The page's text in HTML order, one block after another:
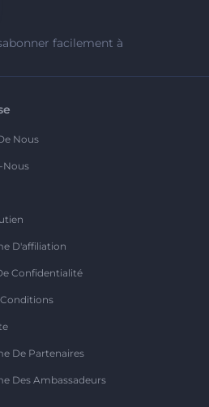
facilement à
Nous
Nous
D'affiliation
Confidentialité
De Partenaires
Des Ambassadeurs